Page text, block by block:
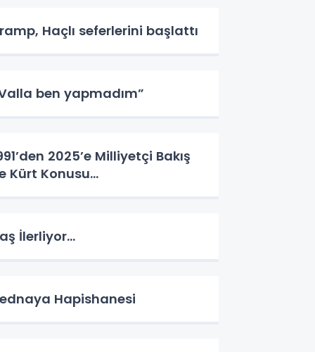
Haçlı seferlerini başlattı
ben yapmadım”
2025’e Milliyetçi Bakış
Kürt Konusu…
İlerliyor…
Hapishanesi